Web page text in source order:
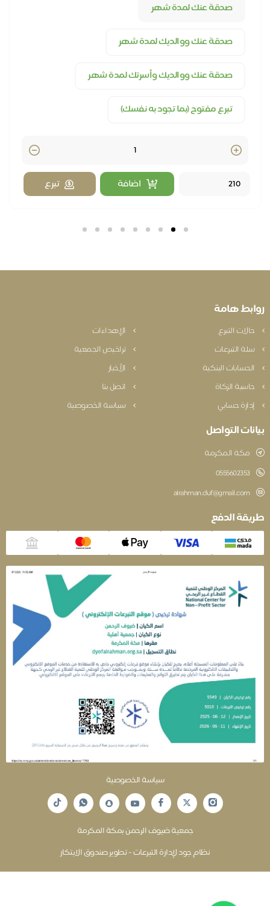
صدقة عنك لمدة شهر
صدقة عنك ووالديك لمدة شهر
صدقة عنك ووالديك وأسرتك لمدة شهر
تبرع مفتوح (بما تجود به نفسك)
Quantity
اضافة
تبرع
هامة
التبرع
الإهداءات
التبرعات
تراخيص الجمعية
البنكية
الأخبار
الزكاة
اتصل بنا
حسابي
سياسة الخصوصية
التواصل
مكة المكرمة
‎0555602353
alrahman.duf@gmail.com
الدفع
سياسة الخصوصية
جمعية ضيوف الرحمن بمكة المكرمة
نظام جود لإدارة التبرعات - تطوير صندوق الابتكار